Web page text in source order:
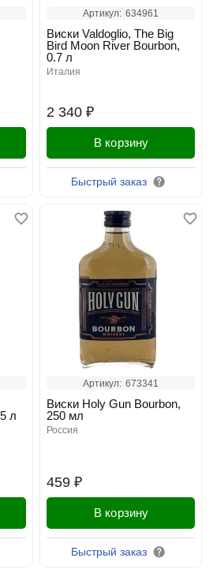
Артикул: 634961
2 340 ₽
Виски Valdoglio, The Big
Bird Moon River Bourbon,
0.7 л
италия
В корзину
Быстрый заказ
л
Артикул: 673341
459 ₽
Виски Holy Gun Bourbon,
250 мл
россия
В корзину
Быстрый заказ